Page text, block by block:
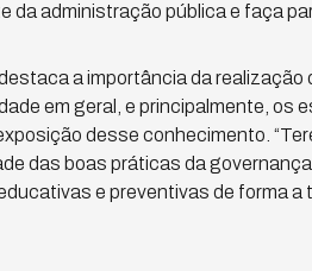
da administração pública e faça
a importância da realização
em geral, e principalmente, os
desse conhecimento.
das boas práticas da governança
e preventivas de forma a